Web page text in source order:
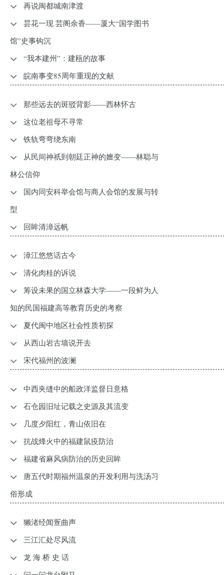
再说闽都城南津渡
昙花一现 芸阁余香——厦大“国学图书
馆”史事钩沉
“我本建州”：建瓯的故事
皖南事变85周年重现的文献
那些远去的斑驳背影——西林怀古
这位老祖母不寻常
铁轨弯弯绕东南
从民间神祇到朝廷正神的嬗变——林聪与
林公信仰
国内同安科举会馆与商人会馆的发展与转
型
回眸清漳远帆
漳江悠悠话古今
清化肉桂的诉说
筹设未果的国立林森大学——一段鲜为人
知的民国福建高等教育历史的考察
夏代闽中地区社会性质初探
从西山岩古墙说开去
宋代福州的波澜
中西夹缝中的船政洋监督日意格
石仓园旧址记载之史源及其流变
几度夕阳红，青山依旧在
抗战烽火中的福建鼠疫防治
福建省麻风病防治的历史回眸
唐五代时期福州温泉的开发利用与洗汤习
俗形成
獭渚经闻疍曲声
三江汇处尽风流
龙 海 桥 史 话